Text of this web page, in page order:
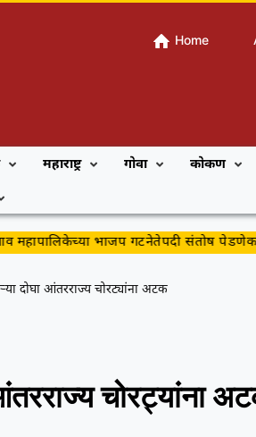
Home
महाराष्ट्र गोवा कोकण
भाजप गटनेतेपदी संतोष पेडणेकर
दोघा आंतरराज्य चोरट्यांना अटक
चोरट्यांना